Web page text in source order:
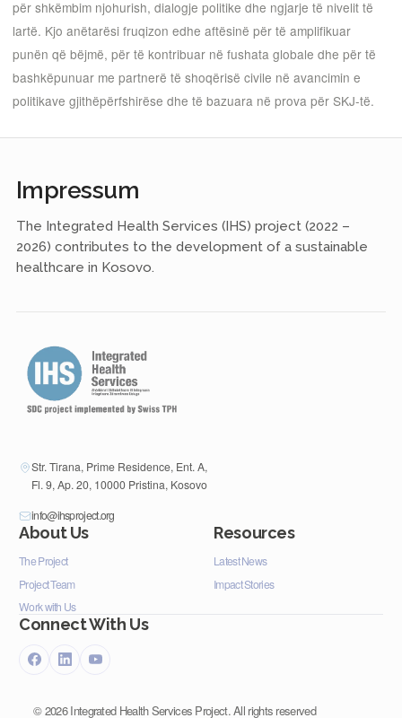
për shkëmbim njohurish, dialogje politike dhe ngjarje të nivelit të
lartë. Kjo anëtarësi fruqizon edhe aftësinë për të amplifikuar
punën që bëjmë, për të kontribuar në fushata globale dhe për të
bashkëpunuar me partnerë të shoqërisë civile në avancimin e
politikave gjithëpërfshirëse dhe të bazuara në prova për SKJ-të.
Impressum
The Integrated Health Services (IHS) project (2022 –
2026) contributes to the development of a sustainable
healthcare in Kosovo.
Str. Tirana, Prime Residence, Ent. A,
Fl. 9, Ap. 20, 10000 Pristina, Kosovo
info@ihsproject.org
About Us
The Project
Project Team
Work with Us
Resources
Latest News
Impact Stories
Connect With Us
©2026Integrated Health Services Project. All rights reserved